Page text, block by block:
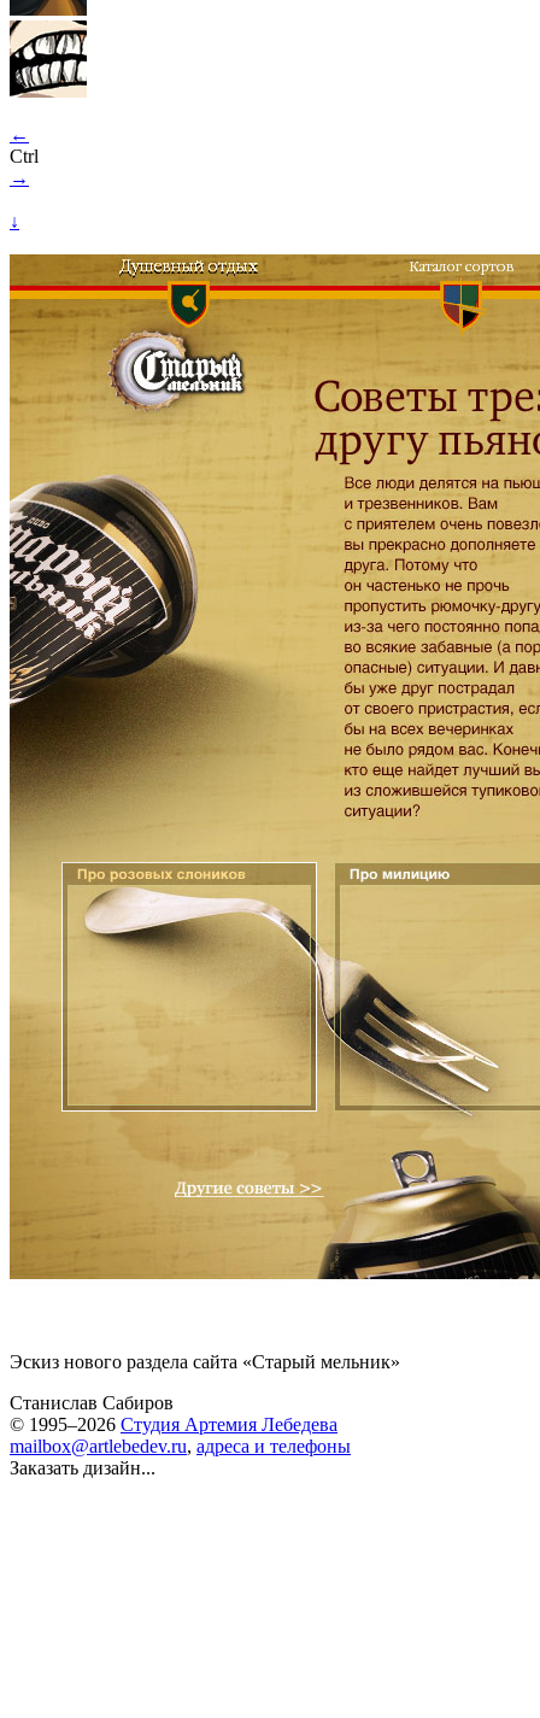
←
Ctrl
→
↓
Эскиз нового раздела сайта «Старый мельник»
Станислав Сабиров
© 1995–2026 Студия Артемия Лебедева
mailbox@artlebedev.ru, адреса и телефоны
Заказать дизайн...